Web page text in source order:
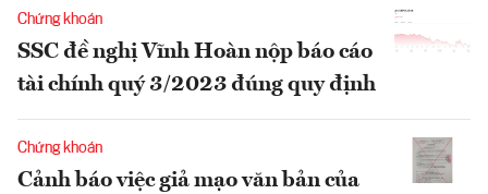
Chứng khoán
SSC đề nghị Vĩnh Hoàn nộp báo cáo
tài chính quý 3/2023 đúng quy định
Chứng khoán
Cảnh báo việc giả mạo văn bản của